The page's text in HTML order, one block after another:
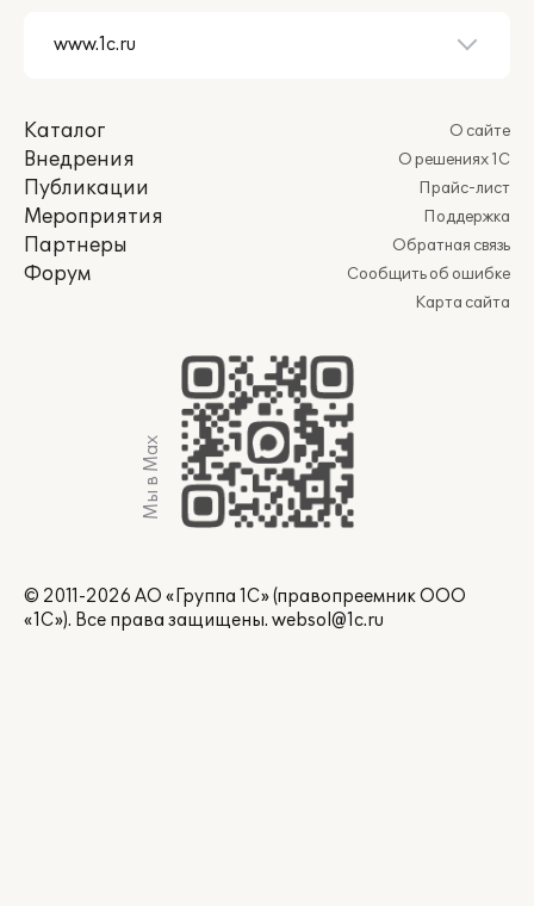
Каталог
Внедрения
Публикации
Мероприятия
Партнеры
Форум
О сайте
О решениях 1С
Прайс-лист
Поддержка
Обратная связь
Сообщить об ошибке
Карта сайта
Мы в Max
© 2011-2026 АО «Группа 1С» (правопреемник ООО
«1С»). Все права защищены. websol@1c.ru